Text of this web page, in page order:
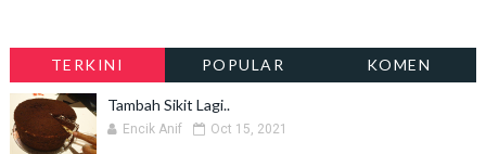
TERKINI POPULAR KOMEN
Tambah Sikit Lagi..
Encik Anif Oct 15, 2021